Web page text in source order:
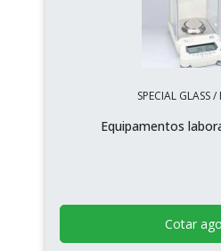
SPECIAL GLASS /
Equipamentos
Cotar